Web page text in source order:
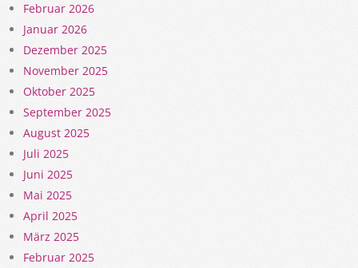
Februar 2026
Januar 2026
Dezember 2025
November 2025
Oktober 2025
September 2025
August 2025
Juli 2025
Juni 2025
Mai 2025
April 2025
März 2025
Februar 2025